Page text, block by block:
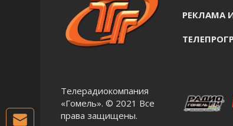
Телерадиокомпания
«Гомель». © 2021 Все
права защищены.
РЕКЛАМА